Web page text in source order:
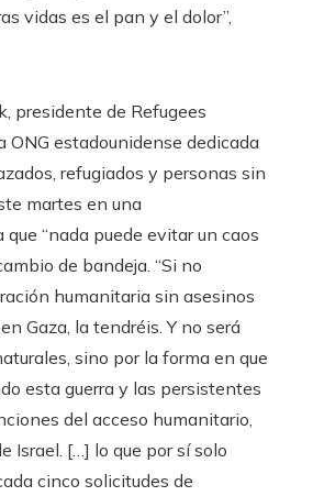
vidas es el pan y el dolor”,
presidente de Refugees
ONG estadounidense dedicada
refugiados y personas sin
martes en una
“nada puede evitar un caos
de bandeja. “Si no
humanitaria sin asesinos
Gaza, la tendréis. Y no será
sino por la forma en que
esta guerra y las persistentes
del acceso humanitario,
Israel. […] lo que por sí solo
cinco solicitudes de